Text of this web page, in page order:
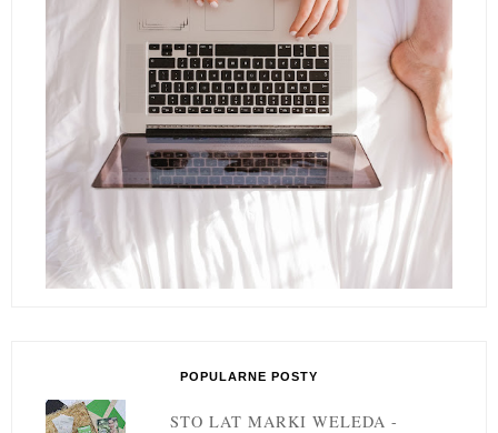
POPULARNE POSTY
STO LAT MARKI WELEDA -